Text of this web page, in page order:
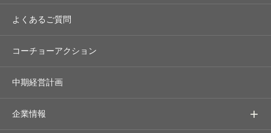
よくあるご質問
コーチョーアクション
中期経営計画
企業情報